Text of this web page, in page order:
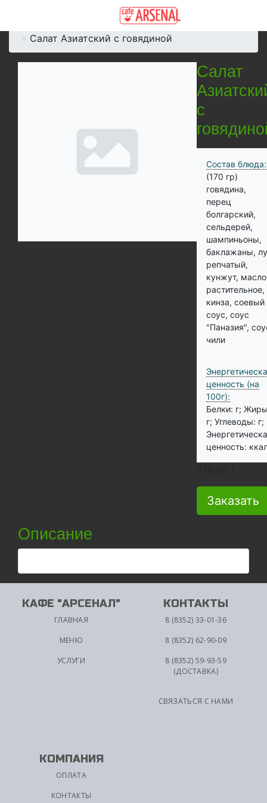
Салаты
Салат Азиатский с говядиной
Салат
с
Состав блюда:
(170 гр)
говядина,
перец
болгарский,
сельдерей,
шампиньоны,
баклажаны,
репчатый,
кунжут, масло
растительное,
кинза, соевый
соус, соус
"Паназия",
чили
ценность (на
100г):
Белки: г;
г; Углеводы: г;
ценность:
Заказать
Описание
КАФЕ "АРСЕНАЛ"
ГЛАВНАЯ
МЕНЮ
УСЛУГИ
КОНТАКТЫ
8 (8352) 33-01-36
8 (8352) 62-90-09
8 (8352) 59-93-59
(ДОСТАВКА)
СВЯЗАТЬСЯ С НАМИ
КОМПАНИЯ
ОПЛАТА
КОНТАКТЫ